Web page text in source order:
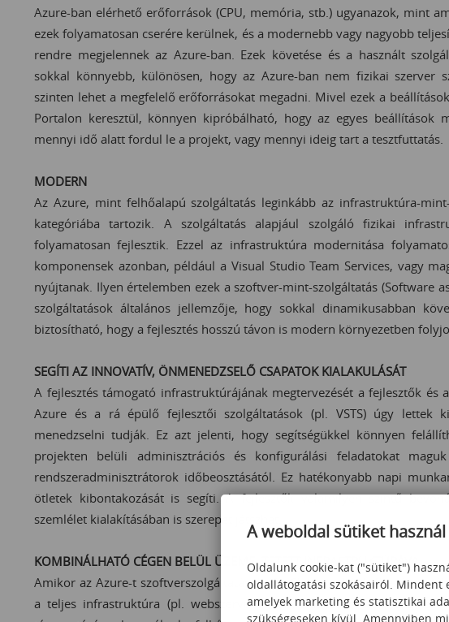
Azure-ban elérhető erőforrások (CPU, memória, stb.) ugyanazok, mint
ezek folyamatosan cserére kerülnek, és a modernebb vagy nagyobb
rendre megjelennek az Azure-ban. Ezek követése és a használt
sokkal könnyebb, különösen, hogy az Azure-ban nem fizikai szerver
szinten lehet a megfelelő erőforrásokat megadni. Mivel ezek a
Portalon keresztül, könnyen kipróbálható, hogy az egyes beállítások
mennyi idő alatt fordul le a projekt, vagy mennyi ideig tart a tesztfuttatás.
MODERN
Az Azure, mint felhőalapú szolgáltatás leginkább az infrastruktúra-
kategóriába tartozik. A szolgáltatás alapjául szolgáló fizikai
folyamatosan fejlesztik. Ezzel az infrastruktúra modernitása
komponensek azonban, például a Visual Studio Team Services, vagy
nyújtanak. Ilyen értelemben ezek a szoftver-mint-szolgáltatás (Software
szolgáltatások általános jellemzője, hogy sokkal dinamikusabban
biztosítható, hogy a fejlesztés hosszú távon is modern környezetben
SEGÍTI AZ INNOVATÍV, ÖNMENEDZSELŐ CSAPATOK KIALAKULÁSÁT
A fejlesztés támogató infrastruktúrájának megtervezését a fejlesztők és
Azure és a rá épülő fejlesztői szolgáltatások (pl. VSTS) úgy lettek
menedzselni tudják. Ez azt jelenti, hogy segítségükkel könnyen
projekten belüli adminisztrációs és konfigurálási feladatokat
rendszeradminisztrátorok időbeosztásától. Ez hatékonyabb napi
ötletek kibontakozását is segíti. A fejlesztők valamilyen szintű
szemlélet kialakításában is szerepet játszhat.
KOMBINÁLHATÓ CÉGEN BELÜL ÜZEMELTETETT INFRASTRUKTÚRÁVAL
Amikor az Azure-t szoftverszolgáltatások (SaaS) üzemeltetéséhez
a teljes infrastruktúra (pl. webszerverek, adatbázisszerverek, stb.) az
A weboldal sütiket használ
Oldalunk cookie-kat ("sütiket")
oldallátogatási szokásairól. Mindent
amelyek marketing és statisztikai
szükségeseken kívül. Amennyiben